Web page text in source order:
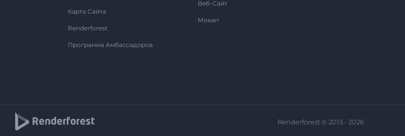
Карта Сайта
Renderforest
Программа Амбассадоров
Веб-Сайт
Мокап
Renderforest © 2013 - 2026